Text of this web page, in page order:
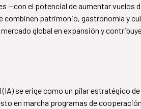
—con el potencial de aumentar vuelos
patrimonio, gastronomía y
global en expansión y
se erige como un pilar estratégico
en marcha programas de